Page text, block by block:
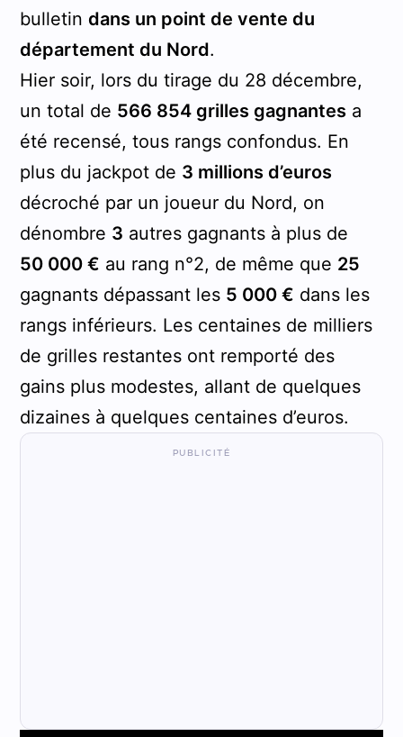
bulletin dans un point de vente du
département du Nord.
Hier soir, lors du tirage du 28 décembre,
un total de 566 854 grilles gagnantesa
été recensé, tous rangs confondus. En
plus du jackpot de 3 millions d’euros
décroché par un joueur du Nord, on
dénombre 3 autres gagnants à plus de
50 000 € au rang n°2, de même que 25
gagnants dépassant les 5 000 € dans les
rangs inférieurs. Les centaines de milliers
de grilles restantes ont remporté des
gains plus modestes, allant de quelques
dizaines à quelques centaines d’euros.